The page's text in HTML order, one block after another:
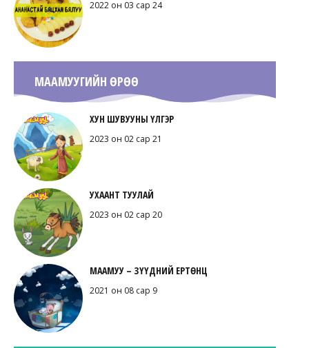
2022 он 03 сар 24
МААМУУГИЙН ӨРӨӨ
ХУН ШУВУУНЫ ҮЛГЭР
2023 он 02 сар 21
УХААНТ ТУУЛАЙ
2023 он 02 сар 20
МААМУУ – ЗҮҮДНИЙ ЕРТӨНЦ
2021 он 08 сар 9